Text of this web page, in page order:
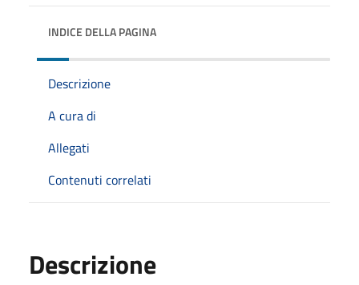
INDICE DELLA PAGINA
Descrizione
A cura di
Allegati
Contenuti correlati
Descrizione